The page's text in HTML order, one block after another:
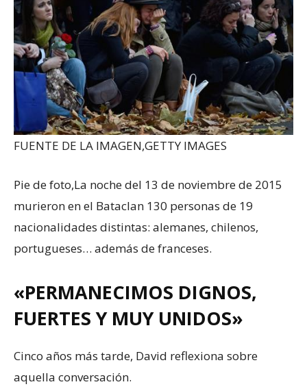
FUENTE DE LA IMAGEN,GETTY IMAGES
Pie de foto,La noche del 13 de noviembre de 2015
murieron en el Bataclan 130 personas de 19
nacionalidades distintas: alemanes, chilenos,
portugueses… además de franceses.
«PERMANECIMOS DIGNOS,
FUERTES Y MUY UNIDOS»
Cinco años más tarde, David reflexiona sobre
aquella conversación.